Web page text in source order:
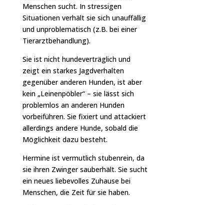
Menschen sucht. In stressigen
Situationen verhält sie sich unauffällig
und unproblematisch (z.B. bei einer
Tierarztbehandlung).
Sie ist nicht hundeverträglich und
zeigt ein starkes Jagdverhalten
gegenüber anderen Hunden, ist aber
kein „Leinenpöbler“ – sie lässt sich
problemlos an anderen Hunden
vorbeiführen. Sie fixiert und attackiert
allerdings andere Hunde, sobald die
Möglichkeit dazu besteht.
Hermine ist vermutlich stubenrein, da
sie ihren Zwinger sauberhält. Sie sucht
ein neues liebevolles Zuhause bei
Menschen, die Zeit für sie haben.